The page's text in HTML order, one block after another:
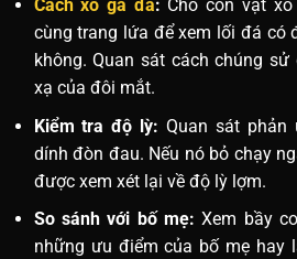
Cách xổ gà đá: Cho con vật
cùng trang lứa để xem lối đá có
không. Quan sát cách chúng
xạ của đôi mắt.
Kiểm tra độ lỳ: Quan sát
dính đòn đau. Nếu nó bỏ chạy
được xem xét lại về độ lỳ lợm.
So sánh với bố mẹ: Xem bầy
những ưu điểm của bố mẹ hay